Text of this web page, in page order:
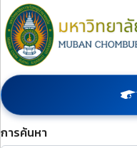
การค้นหา